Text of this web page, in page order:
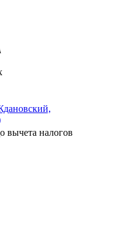
вычета налогов